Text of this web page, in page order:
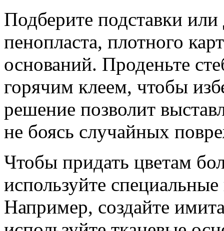
Подберите подставки
пенопласта, плотного
оснований. Проденьте
горячим клеем, чтобы
решение позволит
не боясь случайных
Чтобы придать цветам
используйте
Например, создайте